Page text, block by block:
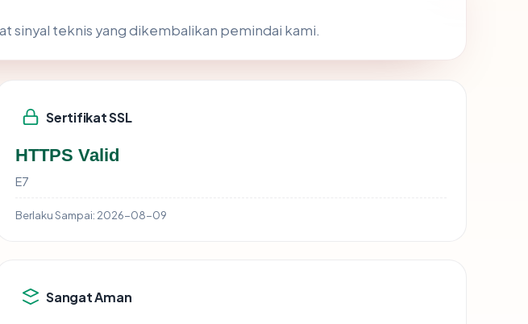
sinyal teknis yang dikembalikan pemindai kami.
Sertifikat SSL
HTTPS Valid
E7
Berlaku Sampai: 2026-08-09
Sangat Aman